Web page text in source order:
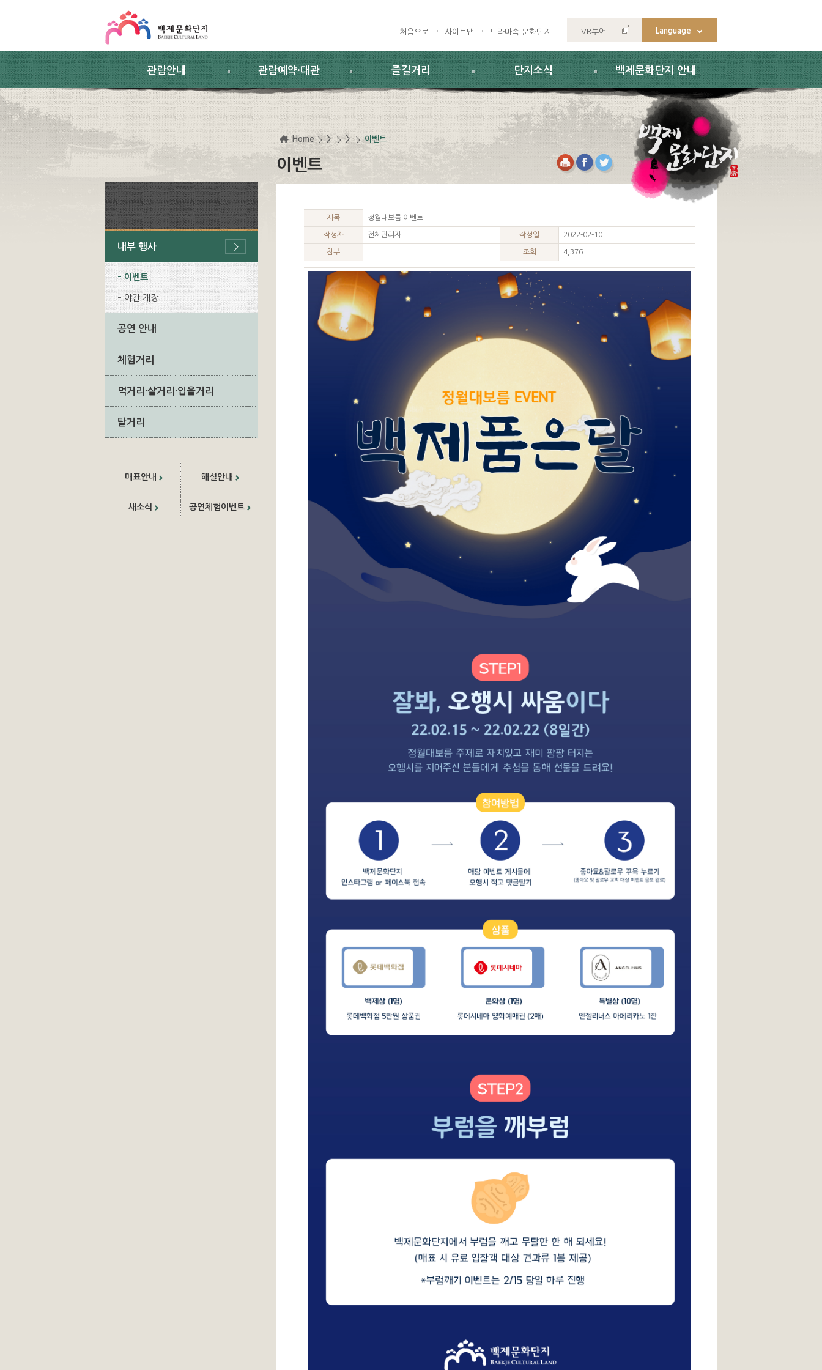
처음으로 사이트맵 드라마속 문화단지 VR투어 Language
관람안내 관람예약·대관 즐길거리 단지소식 백제문화단지 안내
내부 행사
이벤트
야간 개장
공연 안내
체험거리
먹거리·살거리·입을거리
탈거리
매표안내 해설안내
새소식 공연체험이벤트
Home > > 이벤트
이벤트
제목 정월대보름 이벤트
작성자 전체관리자 작성일 2022-02-10
첨부 조회 4,376